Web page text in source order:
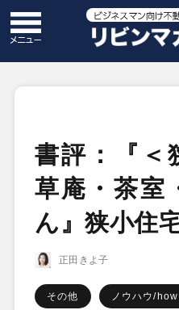
書評：『＜
草庵・茶室
ん』狭小住
正田きよ子
その他 ノウハウ/